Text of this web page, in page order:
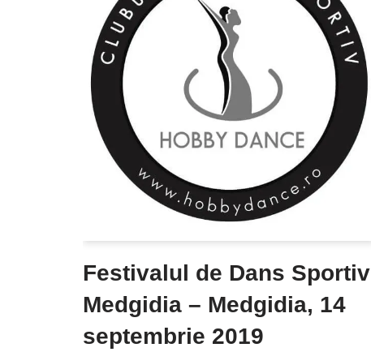
Festivalul de Dans Sportiv
Medgidia – Medgidia, 14
septembrie 2019